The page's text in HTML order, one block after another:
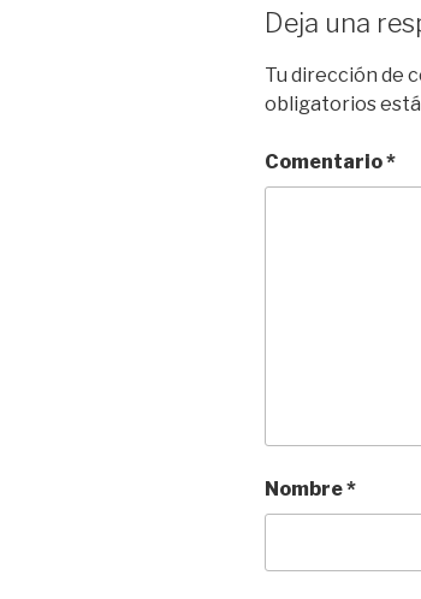
Deja una
Tu dirección de
obligatorios
Comentario*
Nombre*